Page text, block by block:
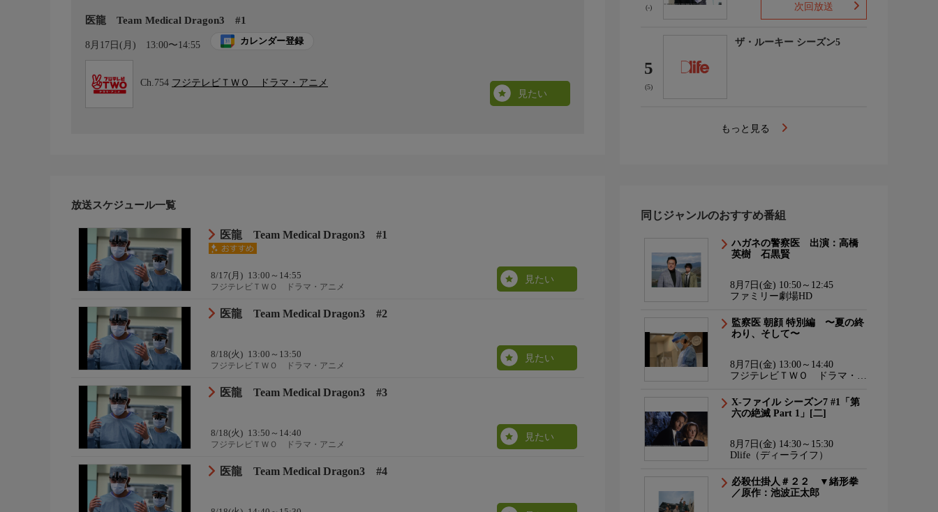
医龍 Team Medical Dragon3 #1
8月17日(月) 13:00〜14:55 カレンダー登録
Ch.754 フジテレビＴＷＯ ドラマ・アニメ
見たい
放送スケジュール一覧
医龍 Team Medical Dragon3 #1
8/17(月) 13:00～14:55
フジテレビＴＷＯ ドラマ・アニメ
見たい
医龍 Team Medical Dragon3 #2
8/18(火) 13:00～13:50
フジテレビＴＷＯ ドラマ・アニメ
見たい
医龍 Team Medical Dragon3 #3
8/18(火) 13:50～14:40
フジテレビＴＷＯ ドラマ・アニメ
見たい
医龍 Team Medical Dragon3 #4
(-) 次回放送
5
(5)
ザ・ルーキー シーズン5
もっと見る
同じジャンルのおすすめ番組
ハガネの警察医 出演：高橋
英樹 石黒賢
8月7日(金) 10:50～12:45
ファミリー劇場HD
監察医 朝顔 特別編 〜夏の終
わり、そして〜
8月7日(金) 13:00～14:40
フジテレビＴＷＯ ドラマ・ア
X-ファイル シーズン7 #1「第
六の絶滅 Part 1」[二]
8月7日(金) 14:30～15:30
Dlife（ディーライフ）
必殺仕掛人＃２２ ▼緒形拳
／原作：池波正太郎